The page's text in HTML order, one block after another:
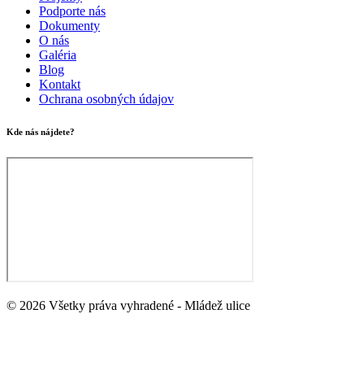
Podporte nás
Dokumenty
O nás
Galéria
Blog
Kontakt
Ochrana osobných údajov
Kde nás nájdete?
© 2026 Všetky práva vyhradené - Mládež ulice